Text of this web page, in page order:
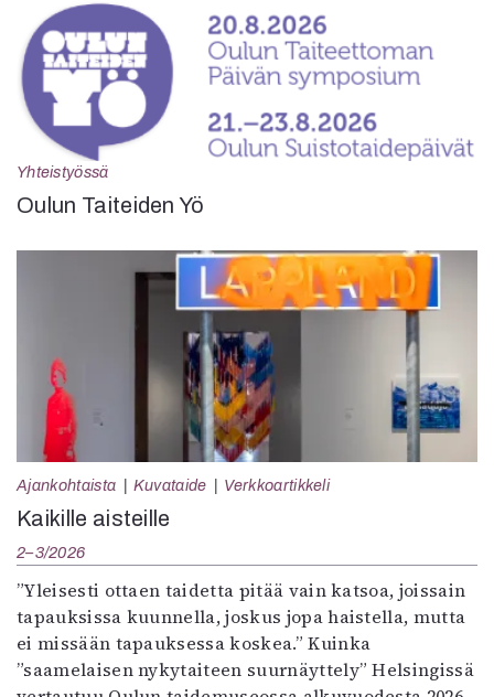
Yhteistyössä
Oulun Taiteiden Yö
Ajankohtaista Kuvataide Verkkoartikkeli
Kaikille aisteille
2–3/2026
”Yleisesti ottaen taidetta pitää vain katsoa, joissain
tapauksissa kuunnella, joskus jopa haistella, mutta
ei missään tapauksessa koskea.” Kuinka
”saamelaisen nykytaiteen suurnäyttely” Helsingissä